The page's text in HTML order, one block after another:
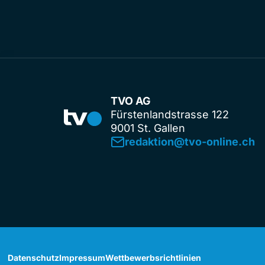
TVO AG
Fürstenlandstrasse 122
9001 St. Gallen
redaktion@tvo-online.ch
DatenschutzImpressumWettbewerbsrichtlinien